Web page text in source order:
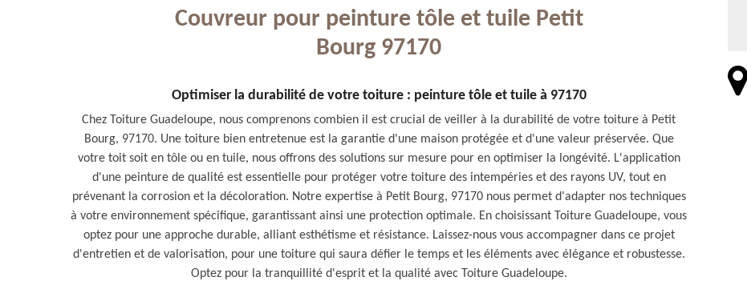
Couvreur pour peinture tôle et tuile Petit
Bourg 97170
Optimiser la durabilité de votre toiture : peinture tôle et tuile à 97170
Chez Toiture Guadeloupe, nous comprenons combien il est crucial de veiller à la durabilité de votre toiture à Petit
Bourg, 97170. Une toiture bien entretenue est la garantie d'une maison protégée et d'une valeur préservée. Que
votre toit soit en tôle ou en tuile, nous offrons des solutions sur mesure pour en optimiser la longévité. L'application
d'une peinture de qualité est essentielle pour protéger votre toiture des intempéries et des rayons UV, tout en
prévenant la corrosion et la décoloration. Notre expertise à Petit Bourg, 97170 nous permet d'adapter nos techniques
à votre environnement spécifique, garantissant ainsi une protection optimale. En choisissant Toiture Guadeloupe, vous
optez pour une approche durable, alliant esthétisme et résistance. Laissez-nous vous accompagner dans ce projet
d'entretien et de valorisation, pour une toiture qui saura défier le temps et les éléments avec élégance et robustesse.
Optez pour la tranquillité d'esprit et la qualité avec Toiture Guadeloupe.